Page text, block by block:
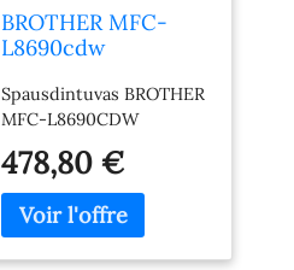
BROTHER MFC-
L8690cdw
Multifonction Laser
Couleur
Spausdintuvas BROTHER
MFC-L8690CDW
478,80 €